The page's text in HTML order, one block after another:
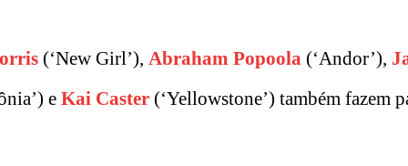
(‘New Girl’), Abraham Popoola (‘Andor’),
e Kai Caster (‘Yellowstone’) também fazem